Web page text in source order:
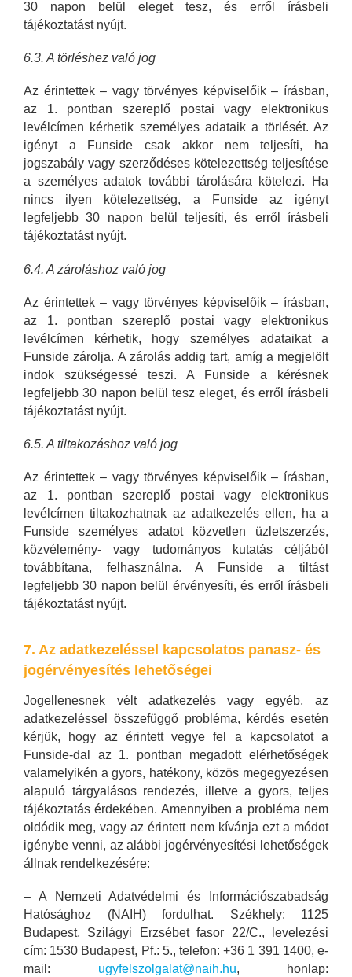
30 napon belül eleget tesz, és erről írásbeli
tájékoztatást nyújt.
6.3. A törléshez való jog
Az érintettek – vagy törvényes képviselőik – írásban,
az 1. pontban szereplő postai vagy elektronikus
levélcímen kérhetik személyes adataik a törlését. Az
igényt a Funside csak akkor nem teljesíti, ha
jogszabály vagy szerződéses kötelezettség teljesítése
a személyes adatok további tárolására kötelezi. Ha
nincs ilyen kötelezettség, a Funside az igényt
legfeljebb 30 napon belül teljesíti, és erről írásbeli
tájékoztatást nyújt.
6.4. A zároláshoz való jog
Az érintettek – vagy törvényes képviselőik – írásban,
az 1. pontban szereplő postai vagy elektronikus
levélcímen kérhetik, hogy személyes adataikat a
Funside zárolja. A zárolás addig tart, amíg a megjelölt
indok szükségessé teszi. A Funside a kérésnek
legfeljebb 30 napon belül tesz eleget, és erről írásbeli
tájékoztatást nyújt.
6.5. A tiltakozáshoz való jog
Az érintettek – vagy törvényes képviselőik – írásban,
az 1. pontban szereplő postai vagy elektronikus
levélcímen tiltakozhatnak az adatkezelés ellen, ha a
Funside személyes adatot közvetlen üzletszerzés,
közvélemény- vagy tudományos kutatás céljából
továbbítana, felhasználna. A Funside a tiltást
legfeljebb 30 napon belül érvényesíti, és erről írásbeli
tájékoztatást nyújt.
7. Az adatkezeléssel kapcsolatos panasz- és
jogérvényesítés lehetőségei
Jogellenesnek vélt adatkezelés vagy egyéb, az
adatkezeléssel összefüggő probléma, kérdés esetén
kérjük, hogy az érintett vegye fel a kapcsolatot a
Funside-dal az 1. pontban megadott elérhetőségek
valamelyikén a gyors, hatékony, közös megegyezésen
alapuló tárgyalásos rendezés, illetve a gyors, teljes
tájékoztatás érdekében. Amennyiben a probléma nem
oldódik meg, vagy az érintett nem kívánja ezt a módot
igénybe venni, az alábbi jogérvényesítési lehetőségek
állnak rendelkezésére:
– A Nemzeti Adatvédelmi és Információszabadság
Hatósághoz (NAIH) fordulhat. Székhely: 1125
Budapest, Szilágyi Erzsébet fasor 22/C., levelezési
cím: 1530 Budapest, Pf.: 5., telefon: +36 1 391 1400, e-
mail: ugyfelszolgalat@naih.hu, honlap: